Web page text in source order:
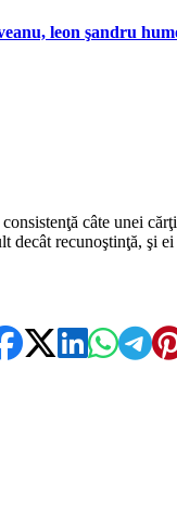
leon şandru
câte unei
decât recunoştinţă, şi